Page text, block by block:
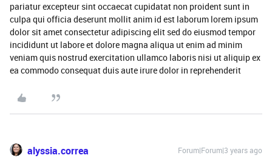
pariatur excepteur sint occaecat cupidatat non proident sunt in
culpa qui officia deserunt mollit anim id est laborum lorem ipsum
dolor sit amet consectetur adipiscing elit sed do eiusmod tempor
incididunt ut labore et dolore magna aliqua ut enim ad minim
veniam quis nostrud exercitation ullamco laboris nisi ut aliquip ex
ea commodo consequat duis aute irure dolor in reprehenderit
alyssia.correa Forum|Forum|3 years ago